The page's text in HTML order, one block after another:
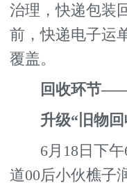
治理，快递包装
前，快递电子运
覆盖。
回收环节
升级“旧物回
6月18日下午6
道00后小伙樵子